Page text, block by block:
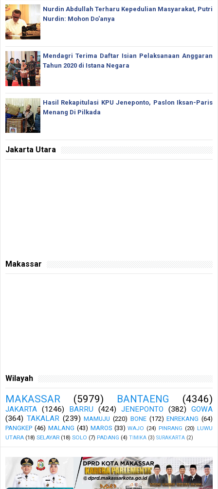
Nurdin Abdullah Terharu Kepedulian Masyarakat, Putri
Nurdin: Mohon Do'anya
Mendagri Terima Daftar Isian Pelaksanaan Anggaran
Tahun 2020 di Istana Negara
Hasil Rekapitulasi KPU Jeneponto, Paslon Iksan-Paris
Menang Di Pilkada
Jakarta Utara
Makassar
Wilayah
MAKASSAR (5979) BANTAENG (4346)
JAKARTA (1246) BARRU (424) JENEPONTO (382)
GOWA
(364) TAKALAR (239) MAMUJU (220) BONE (172) ENREKANG (64)
PANGKEP (46) MALANG (43) MAROS (33) WAJO (24) PINRANG (20) LUWU
UTARA (18) SELAYAR (18) SOLO (7) PADANG (4) TIMIKA (3) SURAKARTA (2)